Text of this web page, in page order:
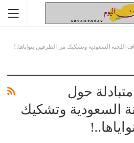
اللجنة السعودية وتشكيك من الطرفين بنواياها..!
حول
السعودية وتشكيك